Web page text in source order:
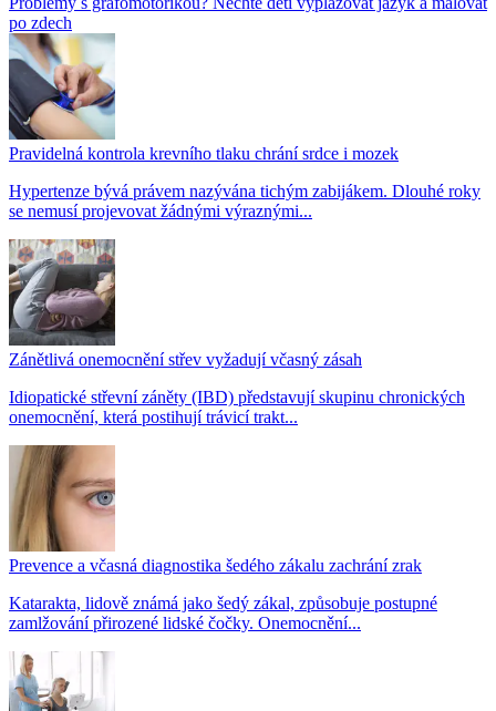
po zdech
Pravidelná kontrola krevního tlaku chrání srdce i mozek
Hypertenze bývá právem nazývána tichým zabijákem. Dlouhé roky
se nemusí projevovat žádnými výraznými...
Zánětlivá onemocnění střev vyžadují včasný zásah
Idiopatické střevní záněty (IBD) představují skupinu chronických
onemocnění, která postihují trávicí trakt...
Prevence a včasná diagnostika šedého zákalu zachrání zrak
Katarakta, lidově známá jako šedý zákal, způsobuje postupné
zamlžování přirozené lidské čočky. Onemocnění...